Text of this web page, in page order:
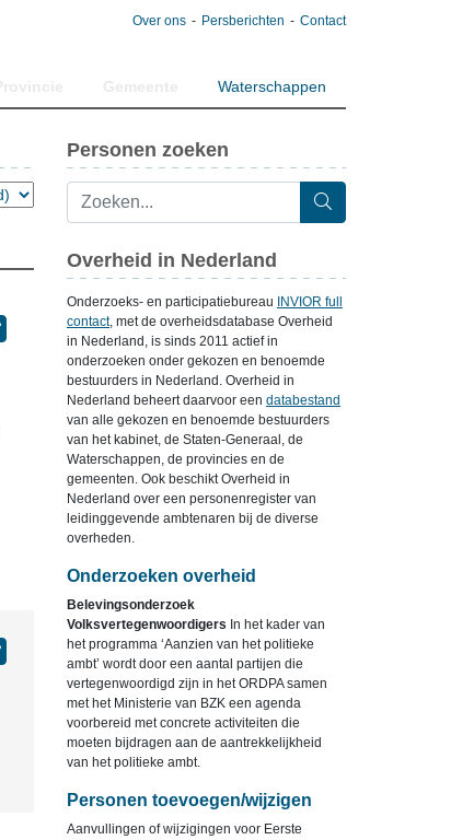
Over ons Persberichten Contact
Waterschappen
Personen zoeken
Overheid in Nederland
Onderzoeks- en participatiebureau
INVIOR full
contact, met de overheidsdatabase Overheid
in Nederland, is sinds 2011 actief in
onderzoeken onder gekozen en benoemde
bestuurders in Nederland. Overheid in
Nederland beheert daarvoor een databestand
van alle gekozen en benoemde bestuurders
van het kabinet, de Staten-Generaal, de
Waterschappen, de provincies en de
gemeenten. Ook beschikt Overheid in
Nederland over een personenregister van
leidinggevende ambtenaren bij de diverse
overheden.
Onderzoeken overheid
Belevingsonderzoek
Volksvertegenwoordigers In het kader van
het programma ‘Aanzien van het politieke
ambt’ wordt door een aantal partijen die
vertegenwoordigd zijn in het ORDPA samen
met het Ministerie van BZK een agenda
voorbereid met concrete activiteiten die
moeten bijdragen aan de aantrekkelijkheid
van het politieke ambt.
Personen toevoegen/wijzigen
Aanvullingen of wijzigingen voor Eerste